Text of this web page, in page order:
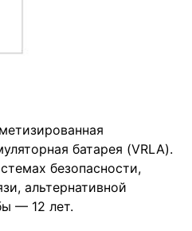
батарея (VRLA).
безопасности,
альтернативной
— 12 лет.